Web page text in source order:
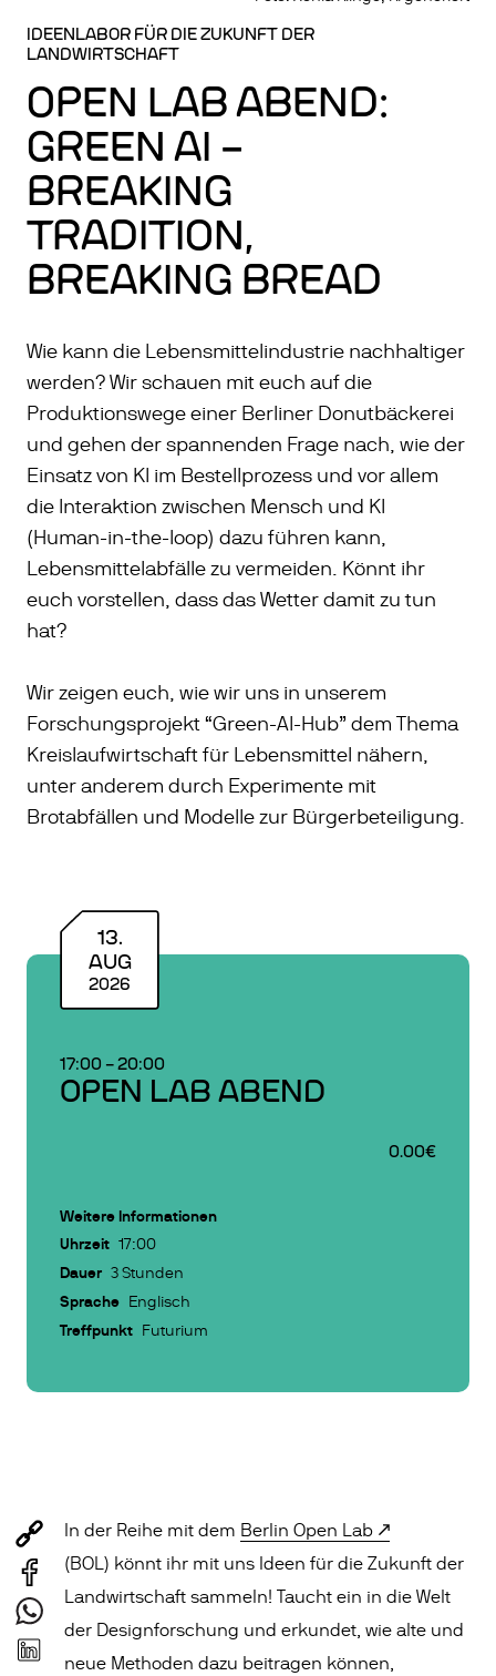
IDEENLABOR FÜR DIE ZUKUNFT DER
LANDWIRTSCHAFT
OPEN LAB ABEND:
GREEN AI –
BREAKING
TRADITION,
BREAKING BREAD
Wie kann die Lebensmittelindustrie nachhaltiger
werden? Wir schauen mit euch auf die
Produktionswege einer Berliner Donutbäckerei
und gehen der spannenden Frage nach, wie der
Einsatz von KI im Bestellprozess und vor allem
die Interaktion zwischen Mensch und KI
(Human-in-the-loop) dazu führen kann,
Lebensmittelabfälle zu vermeiden. Könnt ihr
euch vorstellen, dass das Wetter damit zu tun
hat?
Wir zeigen euch, wie wir uns in unserem
Forschungsprojekt “Green-AI-Hub” dem Thema
Kreislaufwirtschaft für Lebensmittel nähern,
unter anderem durch Experimente mit
Brotabfällen und Modelle zur Bürgerbeteiligung.
13.
AUG
2026
17:00 –20:00
OPEN LAB ABEND
0.00€
Weitere Informationen
Uhrzeit 17:00
Dauer 3 Stunden
Sprache Englisch
Treffpunkt Futurium
In der Reihe mit dem Berlin Open Lab
(BOL) könnt ihr mit uns Ideen für die Zukunft der
Landwirtschaft sammeln! Taucht ein in die Welt
der Designforschung und erkundet, wie alte und
neue Methoden dazu beitragen können,